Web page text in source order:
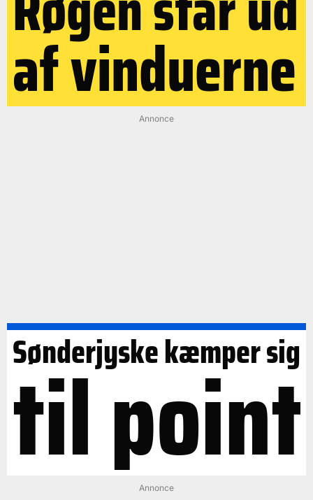
af vinduerne
Annonce
Sønderjyske kæmper sig
til point
Annonce